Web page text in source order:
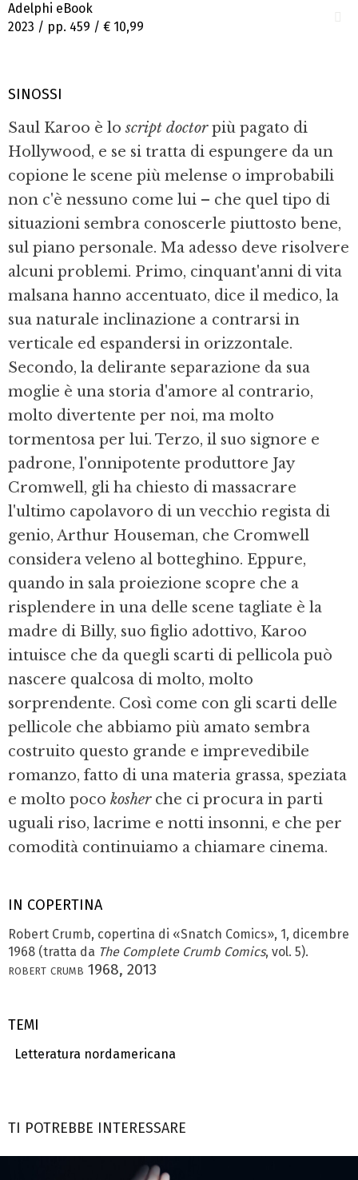
IN COPERTINA
Robert Crumb, copertina di «Snatch Comics», 1, dicembre
1968 (tratta da The Complete Crumb Comics, vol. 5).
robert crumb 1968, 2013
TEMI
Letteratura nordamericana
Adelphi eBook
2023 / pp. 459 / € 10,99
SINOSSI
Saul Karoo è loscript doctorpiù pagato di
Hollywood, e se si tratta di espungere da un
copione le scene più melense o improbabili
non c'è nessuno come lui – che quel tipo di
situazioni sembra conoscerle piuttosto bene,
sul piano personale. Ma adesso deve risolvere
alcuni problemi. Primo, cinquant'anni di vita
malsana hanno accentuato, dice il medico, la
sua naturale inclinazione a contrarsi in
verticale ed e­spandersi in orizzontale.
Secondo, la delirante separazione da sua
moglie è una storia d'amore al contrario,
molto divertente per noi, ma molto
tormentosa per lui. Terzo, il suo signore e
padrone, l'onnipoten­te produttore Jay
Cromwell, gli ha chiesto di massacrare
l'ultimo capolavoro di un vecchio regista di
genio, Arthur Houseman, che Cromwell
considera veleno al botteghino. Eppure,
quando in sala proiezione scopre che a
risplendere in una delle scene tagliate è la
madre di Billy, suo figlio adottivo, Karoo
intui­sce che da quegli scarti di pellicola può
nascere qualcosa di molto, molto
sorprendente. Così come con gli scarti delle
pellicole che abbiamo più amato sembra
costruito questo grande e imprevedibile
romanzo, fatto di una materia grassa, speziata
e molto poco kosherche ci procura in parti
uguali riso, lacrime e notti insonni, e che per
comodità continuiamo a chiamare cinema.
TI POTREBBE INTERESSARE